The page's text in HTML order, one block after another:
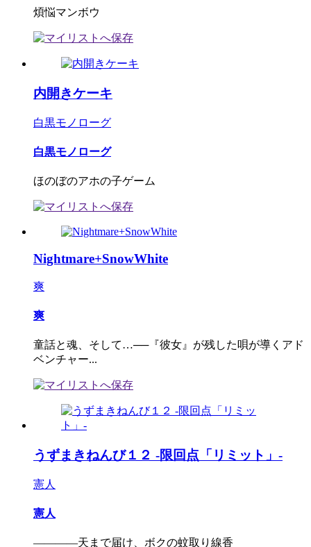
煩悩マンボウ
内開きケーキ
白黒モノローグ
白黒モノローグ
ほのぼのアホの子ゲーム
Nightmare+SnowWhite
爽
爽
童話と魂、そして…──『彼女』が残した唄が導くアド
ベンチャー...
うずまきねんび１２ -限回点「リミット」-
憲人
憲人
――――天まで届け、ボクの蚊取り線香